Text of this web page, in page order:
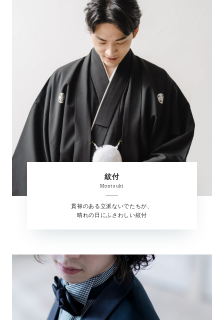
紋付
Montsuki
貫禄のある立派ないでたちが、
晴れの日にふさわしい紋付